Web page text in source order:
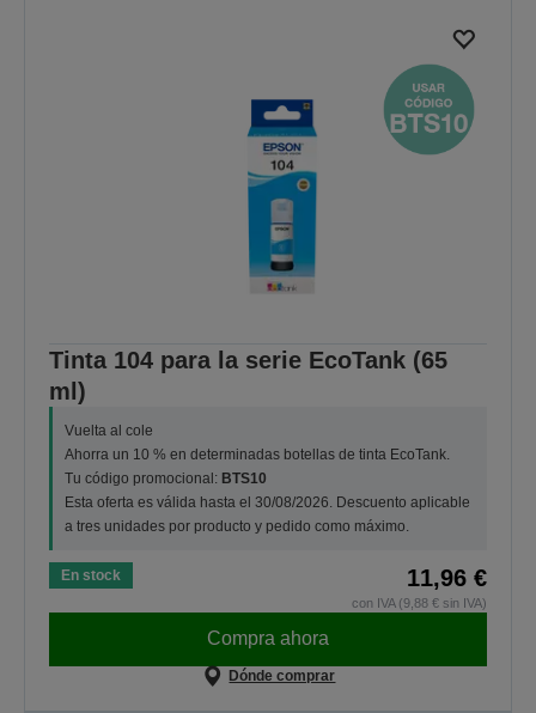
Tinta 104 para la serie EcoTank (65
ml)
Vuelta al cole
Ahorra un 10 % en determinadas botellas de tinta EcoTank.
Tu código promocional: BTS10
Esta oferta es válida hasta el 30/08/2026. Descuento aplicable
a tres unidades por producto y pedido como máximo.
En stock 11,96 €
con IVA (9,88 € sin IVA)
Compra ahora
Dónde comprar